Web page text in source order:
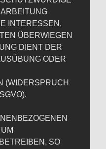
INTERESSEN,
ÜBERWIEGEN
DIENT DER
ODER
(WIDERSPRUCH
SO